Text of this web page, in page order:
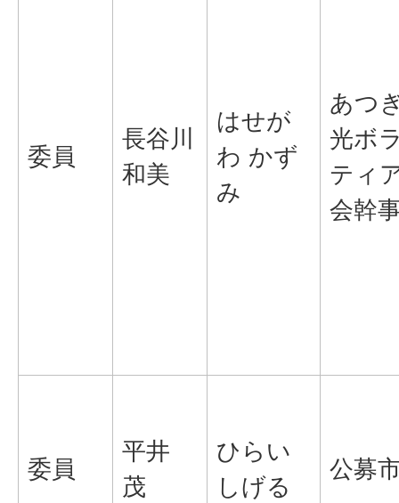
委員
長谷川
和美
はせが
わ かず
み
あつ
光ボ
ティ
会幹
委員
平井
茂
ひらい
しげる
公募